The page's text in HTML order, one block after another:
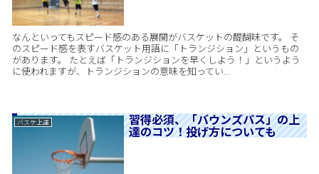
なんといってもスピード感のある展開がバスケットの醍醐味です。 そ
のスピード感を表すバスケット用語に「トランジション」というもの
があります。 たとえば「トランジションを早くしよう！」というよう
に使われますが、トランジションの意味を知ってい...
バスケ上達 習得必須、「バウンズパス」の上
達のコツ！投げ方についても